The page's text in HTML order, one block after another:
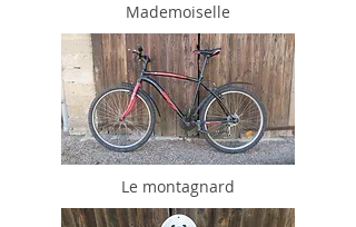
Mademoiselle
Le montagnard